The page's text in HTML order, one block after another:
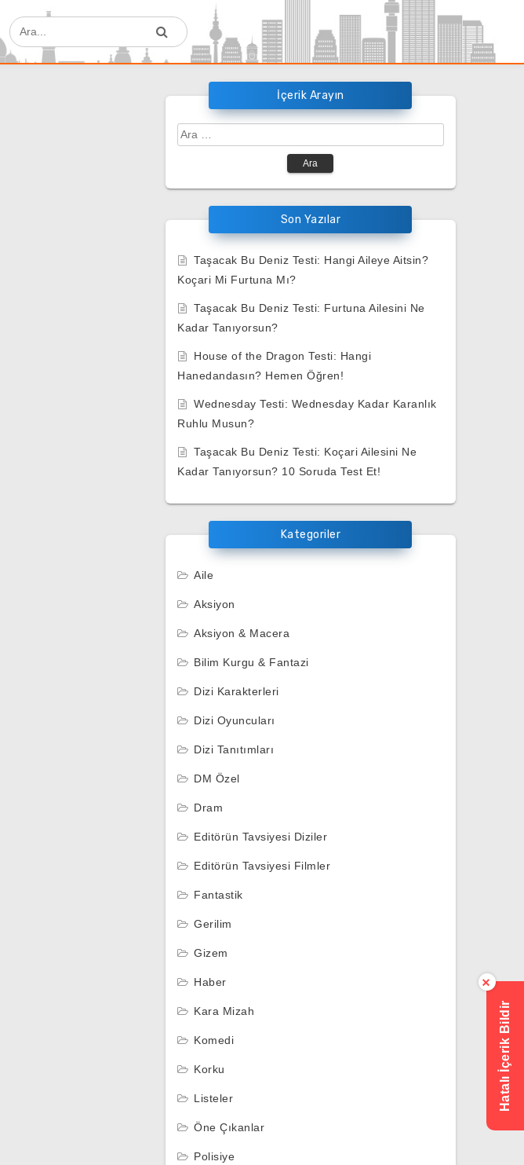
İçerik Arayın
Arama:
Son Yazılar
Taşacak Bu Deniz Testi: Hangi Aileye Aitsin?
Koçari Mi Furtuna Mı?
Taşacak Bu Deniz Testi: Furtuna Ailesini Ne
Kadar Tanıyorsun?
House of the Dragon Testi: Hangi
Hanedandasın? Hemen Öğren!
Wednesday Testi: Wednesday Kadar Karanlık
Ruhlu Musun?
Taşacak Bu Deniz Testi: Koçari Ailesini Ne
Kadar Tanıyorsun? 10 Soruda Test Et!
Kategoriler
Aile
Aksiyon
Aksiyon & Macera
Bilim Kurgu & Fantazi
Dizi Karakterleri
Dizi Oyuncuları
Dizi Tanıtımları
DM Özel
Dram
Editörün Tavsiyesi Diziler
Editörün Tavsiyesi Filmler
Fantastik
Gerilim
Gizem
Haber
Kara Mizah
Komedi
Korku
Listeler
Öne Çıkanlar
Polisiye
Hatalı İçerik Bildir
×